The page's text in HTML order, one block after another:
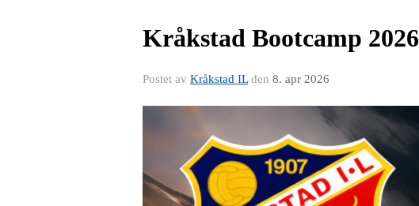
Kråkstad Bootcamp 2026
Postet av Kråkstad ILden 8. apr 2026